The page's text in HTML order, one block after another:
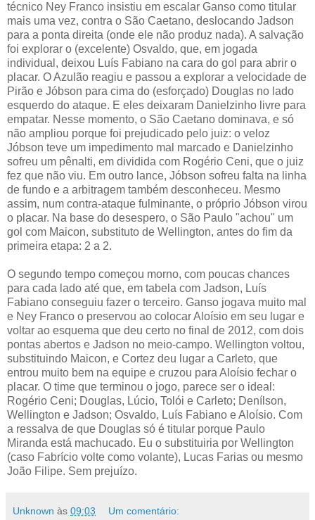
técnico Ney Franco insistiu em escalar Ganso como titular
mais uma vez, contra o São Caetano, deslocando Jadson
para a ponta direita (onde ele não produz nada). A salvação
foi explorar o (excelente) Osvaldo, que, em jogada
individual, deixou Luís Fabiano na cara do gol para abrir o
placar. O Azulão reagiu e passou a explorar a velocidade de
Pirão e Jóbson para cima do (esforçado) Douglas no lado
esquerdo do ataque. E eles deixaram Danielzinho livre para
empatar. Nesse momento, o São Caetano dominava, e só
não ampliou porque foi prejudicado pelo juiz: o veloz
Jóbson teve um impedimento mal marcado e Danielzinho
sofreu um pênalti, em dividida com Rogério Ceni, que o juiz
fez que não viu. Em outro lance, Jóbson sofreu falta na linha
de fundo e a arbitragem também desconheceu. Mesmo
assim, num contra-ataque fulminante, o próprio Jóbson virou
o placar. Na base do desespero, o São Paulo "achou" um
gol com Maicon, substituto de Wellington, antes do fim da
primeira etapa: 2 a 2.
O segundo tempo começou morno, com poucas chances
para cada lado até que, em tabela com Jadson, Luís
Fabiano conseguiu fazer o terceiro. Ganso jogava muito mal
e Ney Franco o preservou ao colocar Aloísio em seu lugar e
voltar ao esquema que deu certo no final de 2012, com dois
pontas abertos e Jadson no meio-campo. Wellington voltou,
substituindo Maicon, e Cortez deu lugar a Carleto, que
entrou muito bem na equipe e cruzou para Aloísio fechar o
placar. O time que terminou o jogo, parece ser o ideal:
Rogério Ceni; Douglas, Lúcio, Tolói e Carleto; Denílson,
Wellington e Jadson; Osvaldo, Luís Fabiano e Aloísio. Com
a ressalva de que Douglas só é titular porque Paulo
Miranda está machucado. Eu o substituiria por Wellington
(caso Fabrício volte como volante), Lucas Farias ou mesmo
João Filipe. Sem prejuízo.
Unknown às 09:03 Um comentário: